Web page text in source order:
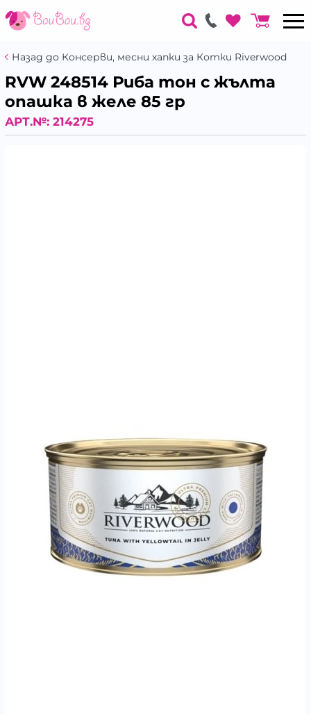
Назад до Консерви, месни хапки за Котки Riverwood
RVW 248514 Риба тон с жълта
опашка в желе 85 гр
АРТ.№: 214275